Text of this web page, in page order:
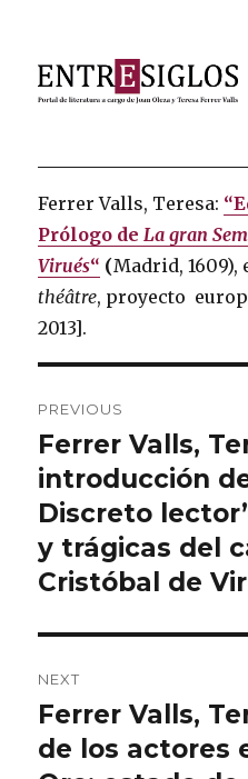
Ferrer Valls, Teresa:
Prólogo de La gran
Virués“ (Madrid, 1609),
théâtre, proyecto
2013].
navigation
PREVIOUS
Previous
post:
Ferrer Valls,
introducción
Discreto
y trágicas del
Cristóbal de
NEXT
Next
post:
Ferrer Valls,
de los actores